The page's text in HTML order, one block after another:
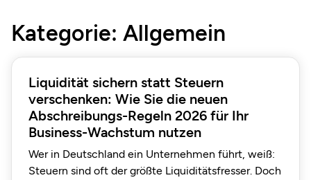
Kategorie: Allgemein
Liquidität sichern statt Steuern
verschenken: Wie Sie die neuen
Abschreibungs-Regeln 2026 für Ihr
Business-Wachstum nutzen
Wer in Deutschland ein Unternehmen führt, weiß:
Steuern sind oft der größte Liquiditätsfresser. Doch